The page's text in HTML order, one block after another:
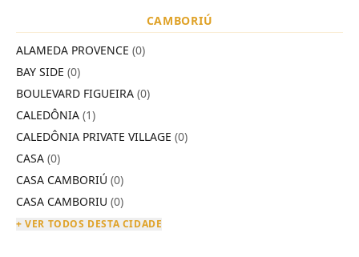
CAMBORIÚ
ALAMEDA PROVENCE (0)
BAY SIDE (0)
BOULEVARD FIGUEIRA (0)
CALEDÔNIA (1)
CALEDÔNIA PRIVATE VILLAGE (0)
CASA (0)
CASA CAMBORIÚ (0)
CASA CAMBORIU (0)
+ VER TODOS DESTA CIDADE